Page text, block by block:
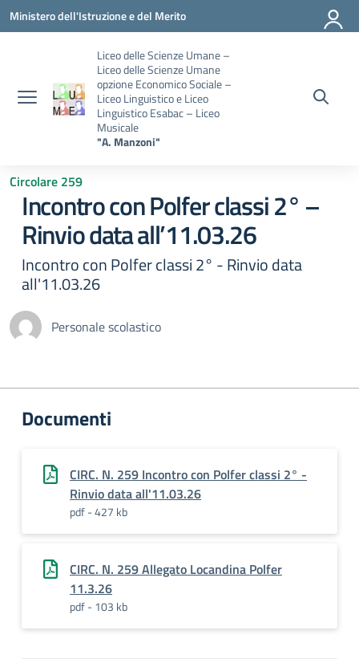
Vai ai contenuti
Vai al menu di navigazione
Vai al footer
Ministero dell'Istruzione e del Merito
Liceo delle Scienze Umane –
Liceo delle Scienze Umane
opzione Economico Sociale –
Liceo Linguistico e Liceo
Linguistico Esabac – Liceo
Musicale
"A. Manzoni"
Circolare 259
Incontro con Polfer classi 2° –
Rinvio data all’11.03.26
Incontro con Polfer classi 2° - Rinvio data
all'11.03.26
Personale scolastico
Documenti
CIRC. N. 259 Incontro con Polfer classi 2° -
Rinvio data all'11.03.26
pdf - 427 kb
CIRC. N. 259 Allegato Locandina Polfer
11.3.26
pdf - 103 kb